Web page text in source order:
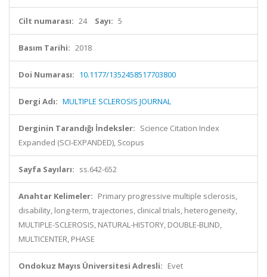
Cilt numarası: 24 Sayı: 5
Basım Tarihi: 2018
Doi Numarası: 10.1177/1352458517703800
Dergi Adı: MULTIPLE SCLEROSIS JOURNAL
Derginin Tarandığı İndeksler: Science Citation Index
Expanded (SCI-EXPANDED), Scopus
Sayfa Sayıları: ss.642-652
Anahtar Kelimeler: Primary progressive multiple sclerosis,
disability, long-term, trajectories, clinical trials, heterogeneity,
MULTIPLE-SCLEROSIS, NATURAL-HISTORY, DOUBLE-BLIND,
MULTICENTER, PHASE
Ondokuz Mayıs Üniversitesi Adresli: Evet